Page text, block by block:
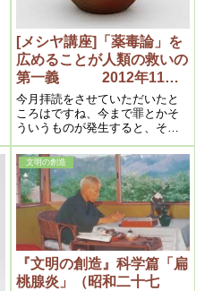
[メシヤ講座]「薬毒論」を
広めることが人類の救いの
第一義 2012年11月
①
今月拝読をさせていただいたと
ころはですね、今まで罪とかそ
ういうものが発生すると、そこ
に霊的には曇りが出来てきて、
そして、それを浄化するという
ことが病気なんだということを
細かくメシヤ様が御説明してく
ださっていましたが、今回はそ
の根元が薬毒なんだということ
で御解説をしてくださってま
す。
文明の創造
『文明の創造』科学篇「扁
桃腺炎」（昭和二十七